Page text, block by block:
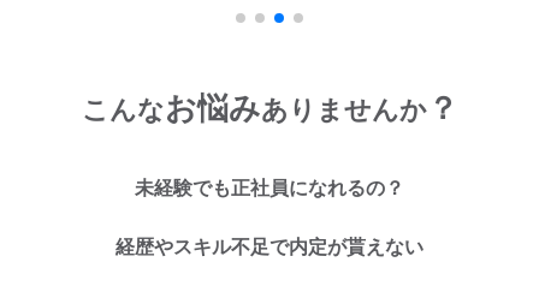
こんなお悩みありませんか？
未経験でも正社員になれるの？
経歴やスキル不足で内定が貰えない
お仕事探しのお悩み